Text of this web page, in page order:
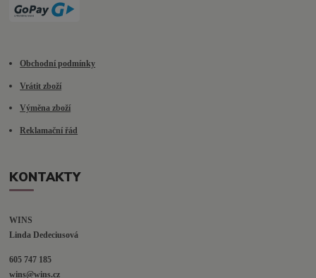
Obchodní podmínky
Vrátit zboží
Výměna zboží
Reklamační řád
KONTAKTY
WINS
Linda Dedeciusová
605 747 185
wins@wins.cz